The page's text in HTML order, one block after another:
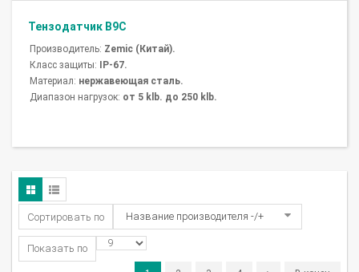
Тензодатчик B9C
Производитель: Zemic (Китай).
Класс защиты:
IP-67.
Материал: нержавеющая сталь.
Диапазон нагрузок: от 5 klb. до 250 klb.
Сортировать по Название производителя -/+
Показать по